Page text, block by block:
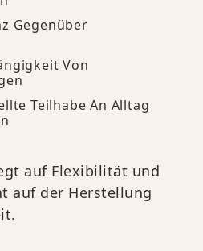
Gegenüber
Von
Teilhabe An Alltag
auf Flexibilität und
auf der Herstellung